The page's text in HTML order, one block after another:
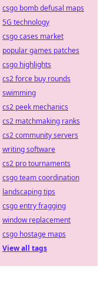
csgo bomb defusal maps
5G technology
csgo cases market
popular games patches
csgo highlights
cs2 force buy rounds
swimming
cs2 peek mechanics
cs2 matchmaking ranks
cs2 community servers
writing software
cs2 pro tournaments
csgo team coordination
landscaping tips
csgo entry fragging
window replacement
csgo hostage maps
View all tags